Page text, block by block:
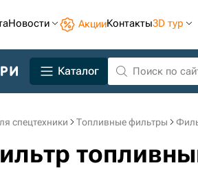
Новости АкцииКонтакты3D тур
Каталог
спецтехники Топливные фильтры